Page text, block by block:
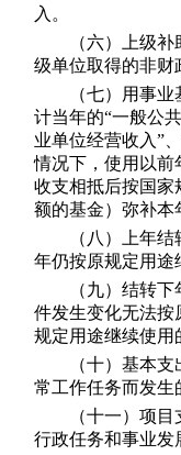
入。
（六）上级
级单位取得的非财
（七）用事
计当年的“一般公
业单位经营收入”
情况下，使用以前
收支相抵后按国家
额的基金）弥补本
（八）上年
年仍按原规定用途
（九）结转
件发生变化无法按
规定用途继续使用
（十）基本
常工作任务而发生
（十一）项
行政任务和事业发